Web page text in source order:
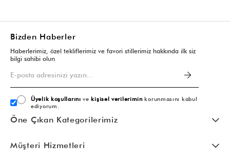
Bizden Haberler
Haberlerimiz, özel tekliflerimiz ve favori stillerimiz hakkında ilk siz
bilgi sahibi olun
Üyelik koşullarını vekişisel verileriminkorunmasını kabul
ediyorum.
Öne Çıkan Kategorilerimiz
Müşteri Hizmetleri